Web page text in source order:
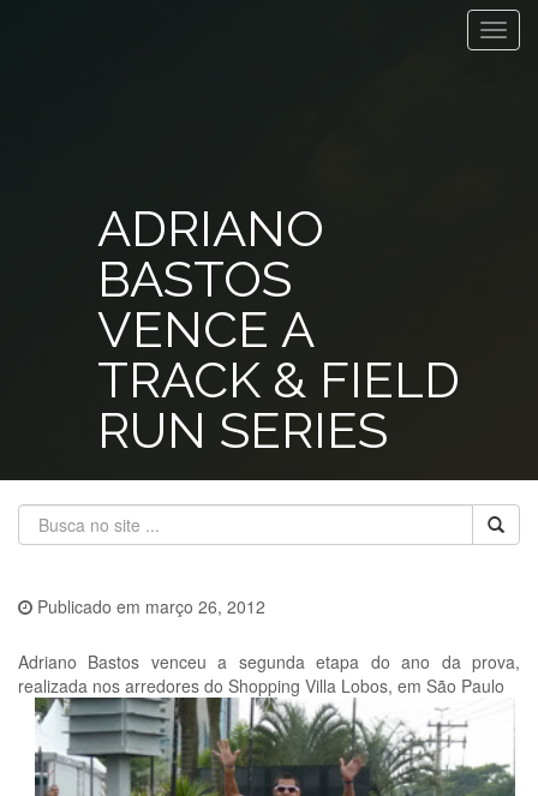
ADRIANO
BASTOS
VENCE A
TRACK & FIELD
RUN SERIES
Publicado em março 26, 2012
Adriano Bastos venceu a segunda etapa do ano da prova,
realizada nos arredores do Shopping Villa Lobos, em São Paulo